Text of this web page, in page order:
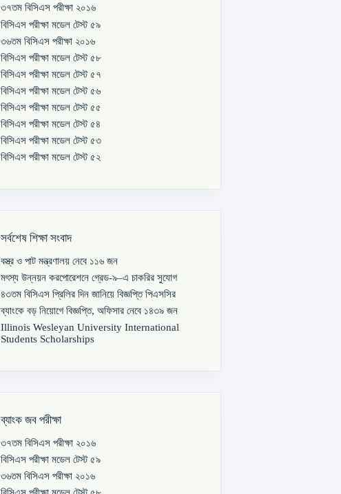
৩৭তম বিসিএস পরীক্ষা ২০১৬
বিসিএস পরীক্ষা মডেল টেস্ট ৫৯
৩৬তম বিসিএস পরীক্ষা ২০১৬
বিসিএস পরীক্ষা মডেল টেস্ট ৫৮
বিসিএস পরীক্ষা মডেল টেস্ট ৫৭
বিসিএস পরীক্ষা মডেল টেস্ট ৫৬
বিসিএস পরীক্ষা মডেল টেস্ট ৫৫
বিসিএস পরীক্ষা মডেল টেস্ট ৫৪
বিসিএস পরীক্ষা মডেল টেস্ট ৫৩
বিসিএস পরীক্ষা মডেল টেস্ট ৫২
সর্বশেষ শিক্ষা সংবাদ
বস্ত্র ও পাট মন্ত্রণালয় নেবে ১১৬ জন
মৎস্য উন্নয়ন করপোরেশনে গ্রেড-৯–এ চাকরির সুযোগ
৪৩তম বিসিএস প্রিলির দিন জানিয়ে বিজ্ঞপ্তি পিএসসির
ব্যাংকে বড় নিয়োগে বিজ্ঞপ্তি, অফিসার নেবে ১৪৩৯ জন
Illinois Wesleyan University International
Students Scholarships
ব্যাংক জব পরীক্ষা
৩৭তম বিসিএস পরীক্ষা ২০১৬
বিসিএস পরীক্ষা মডেল টেস্ট ৫৯
৩৬তম বিসিএস পরীক্ষা ২০১৬